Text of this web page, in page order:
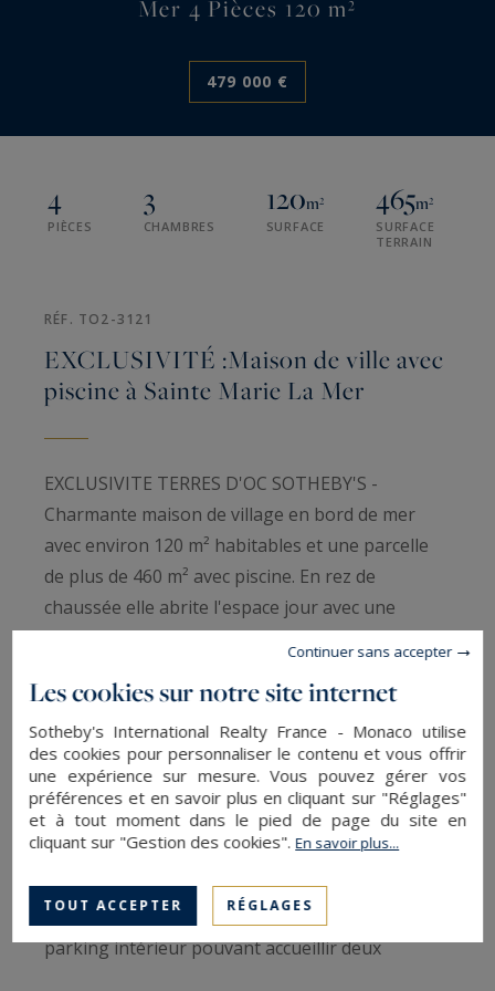
Mer 4 Pièces 120 m²
479 000 €
4
PIÈCES
3
CHAMBRES
120m²
SURFACE
465m²
SURFACE
TERRAIN
RÉF. TO2-3121
EXCLUSIVITÉ :Maison de ville avec
piscine à Sainte Marie La Mer
EXCLUSIVITE TERRES D'OC SOTHEBY'S -
Charmante maison de village en bord de mer
avec environ 120 m² habitables et une parcelle
de plus de 460 m² avec piscine. En rez de
chaussée elle abrite l'espace jour avec une
entrée, des toilettes et une cuisine ouverte
bois. Au 1er étage 1 suite parentale avec
terrasse côté jardin, 1 espace bureau, 1 salle de
bains ainsi que des toilettes. Le dernier niveau
comprend 2 chambres avec salle de bains et wc.
En extérieur se trouve un salon d'été avec
terrasse de plus de 30m², une cuisine d'été de
près de 40m² avec accès piscine et jardin
d'agrément. Vous disposerez pour finir d'un
parking intérieur pouvant accueillir deux
Les cookies sur notre site internet
Sotheby's International Realty France - Monaco utilise
des cookies pour personnaliser le contenu et vous offrir
une expérience sur mesure. Vous pouvez gérer vos
préférences et en savoir plus en cliquant sur "Réglages"
et à tout moment dans le pied de page du site en
cliquant sur "Gestion des cookies".En savoir plus...
TOUT ACCEPTER RÉGLAGES
Continuer sans accepter